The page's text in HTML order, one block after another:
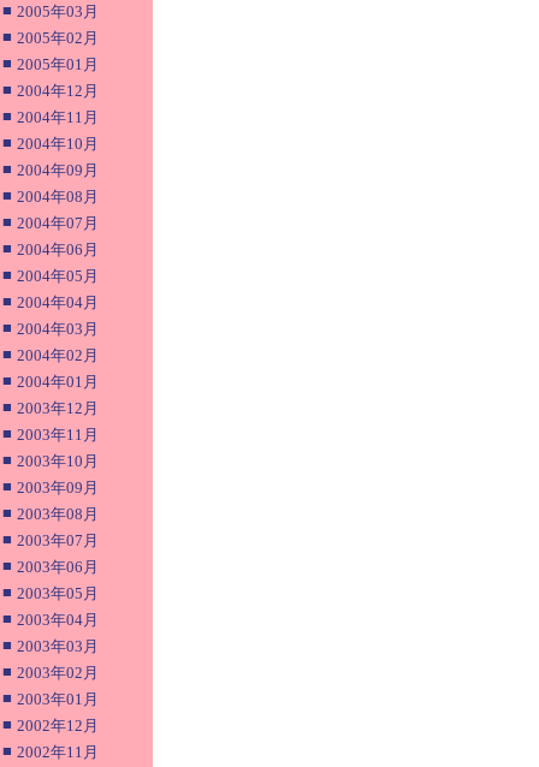
■ 2005年03月
■ 2005年02月
■ 2005年01月
■ 2004年12月
■ 2004年11月
■ 2004年10月
■ 2004年09月
■ 2004年08月
■ 2004年07月
■ 2004年06月
■ 2004年05月
■ 2004年04月
■ 2004年03月
■ 2004年02月
■ 2004年01月
■ 2003年12月
■ 2003年11月
■ 2003年10月
■ 2003年09月
■ 2003年08月
■ 2003年07月
■ 2003年06月
■ 2003年05月
■ 2003年04月
■ 2003年03月
■ 2003年02月
■ 2003年01月
■ 2002年12月
■ 2002年11月